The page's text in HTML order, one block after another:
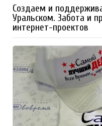
Создаем и
Уральском. Забота и
интернет-проектов